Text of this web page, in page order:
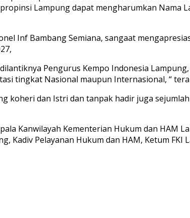
Lampung dapat mengharumkan Nama
Inf Bambang Semiana, sangaat
Pengurus Kempo Indonesia
tingkat Nasional maupun Internasional, “
koheri dan Istri dan tanpak hadir juga
Kanwilayah Kementerian Hukum dan HAM
Kadiv Pelayanan Hukum dan HAM, Ketum